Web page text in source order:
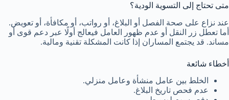
متى تحتاج إلى التسوية الودية؟
عند نزاع على صحة الفصل أو البلاغ، أو رواتب، أو مكافأة، أو تعويض.
أما تعطل زر النقل أو عدم ظهور العامل فيعالج أولًا عبر دعم قوى أو
مساند. قد يجتمع المساران إذا كانت المشكلة تقنية ومالية.
أخطاء شائعة
الخلط بين عامل منشأة وعامل منزلي.
عدم فحص تاريخ البلاغ.